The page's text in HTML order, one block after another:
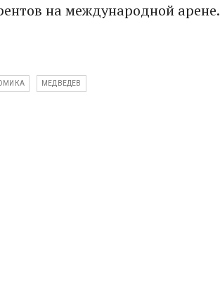
на международной арене.
МЕДВЕДЕВ